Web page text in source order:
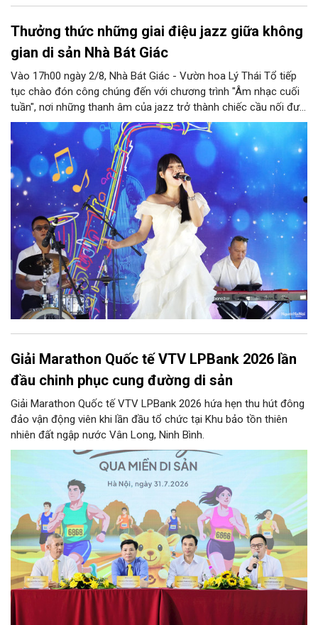
Thưởng thức những giai điệu jazz giữa không
gian di sản Nhà Bát Giác
Vào 17h00 ngày 2/8, Nhà Bát Giác - Vườn hoa Lý Thái Tổ tiếp
tục chào đón công chúng đến với chương trình "Âm nhạc cuối
tuần", nơi những thanh âm của jazz trở thành chiếc cầu nối đưa
nhiều nền văn hóa gặp gỡ trong không gian di sản giữa lòng Thủ
đô. Từ những tác phẩm kinh điển của thế giới đến những giai
điệu Việt Nam đậm chất tự sự, chương trình mở ra một hành
trình thưởng thức âm nhạc đa tầng cảm xúc, góp phần bồi đắp
diện mạo văn hóa của Hà Nội - Thành phố sáng tạo.
Giải Marathon Quốc tế VTV LPBank 2026 lần
đầu chinh phục cung đường di sản
Giải Marathon Quốc tế VTV LPBank 2026 hứa hẹn thu hút đông
đảo vận động viên khi lần đầu tổ chức tại Khu bảo tồn thiên
nhiên đất ngập nước Vân Long, Ninh Bình.